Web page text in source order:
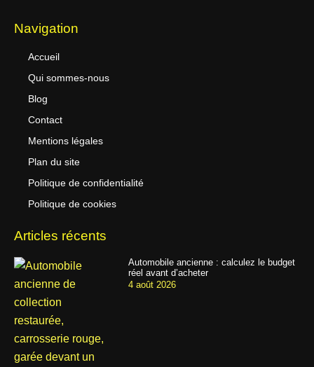
Navigation
Accueil
Qui sommes-nous
Blog
Contact
Mentions légales
Plan du site
Politique de confidentialité
Politique de cookies
Articles récents
Automobile ancienne : calculez le budget
réel avant d’acheter
4 août 2026